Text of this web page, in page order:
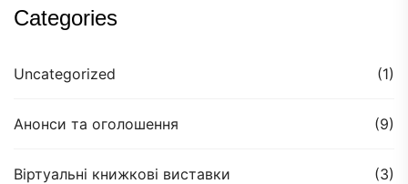
Categories
Uncategorized (1)
Анонси та оголошення (9)
Віртуальні книжкові виставки (3)